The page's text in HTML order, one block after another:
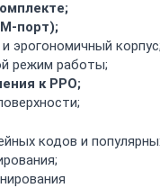
порт);
эрогономичный корпус;
режим работы;
к РРО;
кодов и